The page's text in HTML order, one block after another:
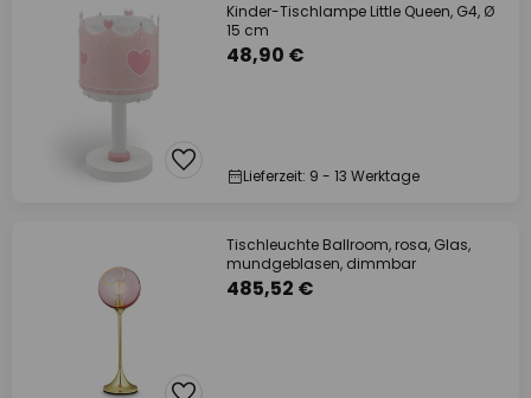
Kinder-Tischlampe Little Queen, G4, Ø
15 cm
48,90 €
Lieferzeit: 9 - 13 Werktage
Tischleuchte Ballroom, rosa, Glas,
mundgeblasen, dimmbar
485,52 €